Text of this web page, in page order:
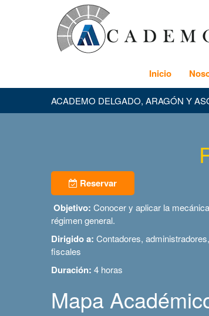
Inicio
ACADEMO DELGADO, ARAGÓN Y
Reservar
Objetivo: Conocer y aplicar la
régimen general.
Dirigido a: Contadores,
fiscales
Duración: 4 horas
Mapa